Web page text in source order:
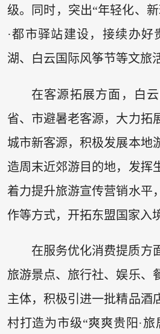
级。同时，突出“年轻化、
·都市驿站建设，接续办好
湖、白云国际风筝节等文旅
在客源拓展方面，白
省、市避暑老客源，大力拓
城市新客源，积极发展本地
造周末近郊游目的地，发挥
着力提升旅游宣传营销水平
作等方式，开拓东盟国家入
在服务优化消费提质方
旅游景点、旅行社、娱乐、
主体，积极引进一批精品酒
村打造为市级“爽爽贵阳·旅